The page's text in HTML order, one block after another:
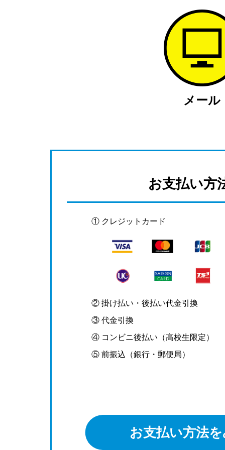
メール
お支払い方
① クレジットカード
② 掛け払い・後払い代金引換
③ 代金引換
④ コンビニ後払い（高校生限定）
⑤ 前振込（銀行・郵便局）
お支払い方法